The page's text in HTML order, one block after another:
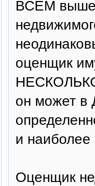
ВСЕМ
оценщик
он может
и
Оценщик